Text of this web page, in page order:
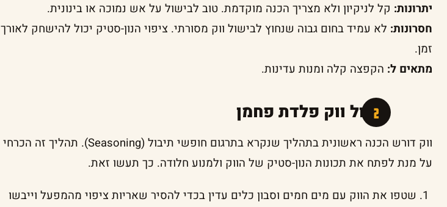
יתרונות: קל לניקיון ולא מצריך הכנה מוקדמת. טוב לבישול על אש נמוכה או בינונית.
חסרונות: לא עמיד בחום גבוה שנחוץ לבישול ווק מסורתי. ציפוי הנון-סטיק יכול להישחק לאורך
זמן.
מתאים ל: הקפצה קלה ומנות עדינות.
תיבול ווק פלדת פחמן
ווק דורש הכנה ראשונית בתהליך שנקרא בתרגום חופשי תיבול (Seasoning). תהליך זה הכרחי
על מנת לפתח את תכונות הנון-סטיק של הווק ולמנוע חלודה. כך תעשו זאת.
שטפו את הווק עם מים חמים וסבון כלים עדין בכדי להסיר שאריות ציפוי מהמפעל וייבשו